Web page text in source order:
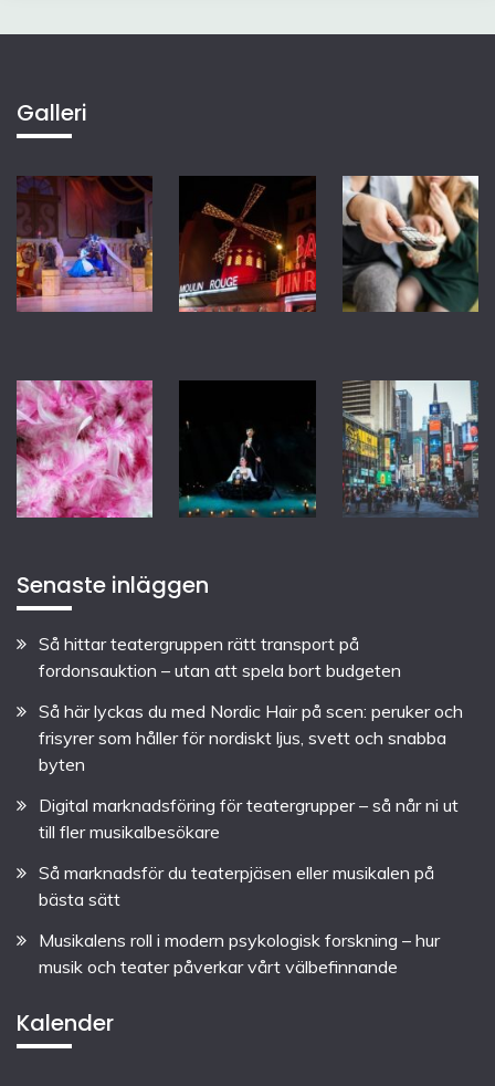
Galleri
Senaste inläggen
Så hittar teatergruppen rätt transport på
fordonsauktion – utan att spela bort budgeten
Så här lyckas du med Nordic Hair på scen: peruker och
frisyrer som håller för nordiskt ljus, svett och snabba
byten
Digital marknadsföring för teatergrupper – så når ni ut
till fler musikalbesökare
Så marknadsför du teaterpjäsen eller musikalen på
bästa sätt
Musikalens roll i modern psykologisk forskning – hur
musik och teater påverkar vårt välbefinnande
Kalender